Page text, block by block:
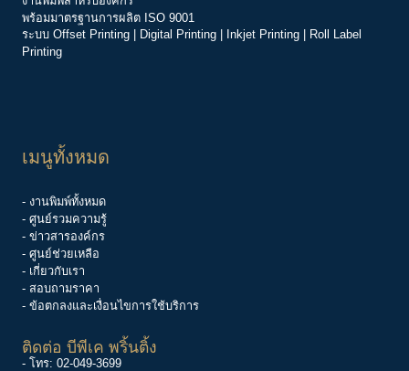
พร้อมมาตรฐานการผลิต ISO 9001
ระบบ Offset Printing Digital Printing Inkjet Printing
Roll Label
Printing
เมนูทั้งหมด
- งานพิมพ์ทั้งหมด
- ศูนย์รวมความรู้
- ข่าวสารองค์กร
- ศูนย์ช่วยเหลือ
- เกี่ยวกับเรา
- สอบถามราคา
- ข้อตกลงและเงื่อนไขการใช้บริการ
ติดต่อ บีพีเค พริ้นติ้ง
- โทร: 02-049-3699